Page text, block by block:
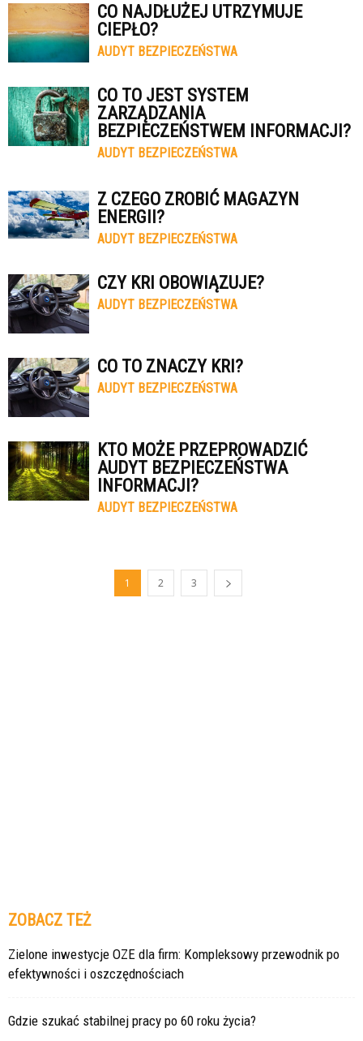
CO NAJDŁUŻEJ UTRZYMUJE
CIEPŁO?
AUDYT BEZPIECZEŃSTWA
CO TO JEST SYSTEM
ZARZĄDZANIA
BEZPIECZEŃSTWEM INFORMACJI?
AUDYT BEZPIECZEŃSTWA
Z CZEGO ZROBIĆ MAGAZYN
ENERGII?
AUDYT BEZPIECZEŃSTWA
CZY KRI OBOWIĄZUJE?
AUDYT BEZPIECZEŃSTWA
CO TO ZNACZY KRI?
AUDYT BEZPIECZEŃSTWA
KTO MOŻE PRZEPROWADZIĆ
AUDYT BEZPIECZEŃSTWA
INFORMACJI?
AUDYT BEZPIECZEŃSTWA
1 2 3
ZOBACZ TEŻ
Zielone inwestycje OZE dla firm: Kompleksowy przewodnik po
efektywności i oszczędnościach
Gdzie szukać stabilnej pracy po 60 roku życia?